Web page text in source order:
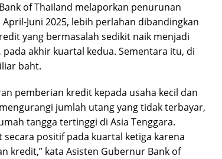
of Thailand melaporkan penurunan
Juni 2025, lebih perlahan dibandingkan
yang bermasalah sedikit naik menjadi
akhir kuartal kedua. Sementara itu, di
baht.
pemberian kredit kepada usaha kecil dan
jumlah utang yang tidak terbayar,
tangga tertinggi di Asia Tenggara.
positif pada kuartal ketiga karena
kredit,” kata Asisten Gubernur Bank of